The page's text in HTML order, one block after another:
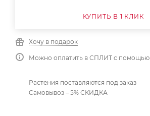
КУПИТЬ В 1 КЛИК
Хочу в подарок
Можно оплатить в СПЛИТ с помощью
Растения поставляются под заказ
Самовывоз – 5% СКИДКА